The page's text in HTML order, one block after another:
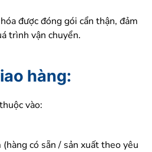
được đóng gói cẩn thận, đảm
trình vận chuyển.
hàng:
vào:
có sẵn / sản xuất theo yêu